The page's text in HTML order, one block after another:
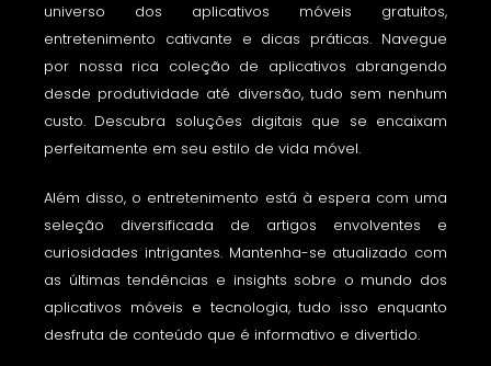
universo dos aplicativos móveis gratuitos,
entretenimento cativante e dicas práticas. Navegue
por nossa rica coleção de aplicativos abrangendo
desde produtividade até diversão, tudo sem nenhum
custo. Descubra soluções digitais que se encaixam
perfeitamente em seu estilo de vida móvel.
Além disso, o entretenimento está à espera com uma
seleção diversificada de artigos envolventes e
curiosidades intrigantes. Mantenha-se atualizado com
as últimas tendências e insights sobre o mundo dos
aplicativos móveis e tecnologia, tudo isso enquanto
desfruta de conteúdo que é informativo e divertido.